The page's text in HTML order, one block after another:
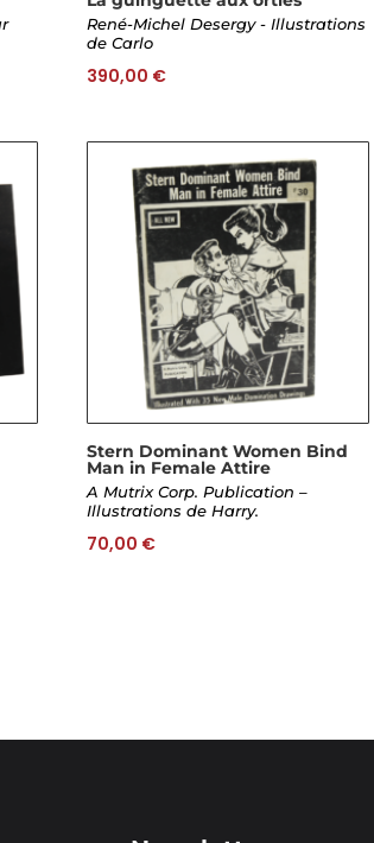
René-Michel Desergy - Illustrations
de Carlo
390,00 €
Stern Dominant Women Bind
Man in Female Attire
A Mutrix Corp. Publication –
Illustrations de Harry.
70,00 €